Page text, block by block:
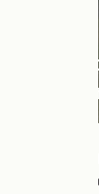
322 km
over de